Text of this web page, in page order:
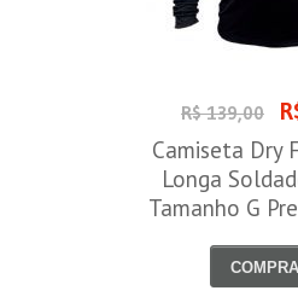
R$ 139,00
Camiseta Dry
Longa
Tamanho G